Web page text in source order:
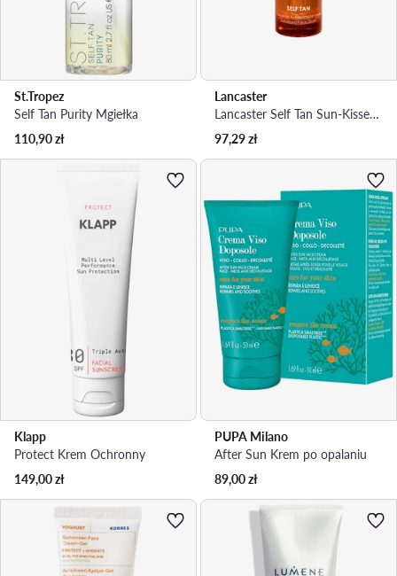
St.Tropez
Self Tan Purity Mgiełka
110,90zł
Lancaster
Lancaster Self Tan Sun-Kissed Face Drops samoopalające krople do twarzy 15ml Emulsja
97,29zł
Klapp
Protect Krem Ochronny
149,00zł
PUPA Milano
After Sun Krem po opalaniu
89,00zł